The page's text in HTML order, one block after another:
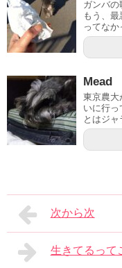
ガンバの
もう、
ってな
Mead
東京農大
いに行っ
とはジ
次から次
生きてるって